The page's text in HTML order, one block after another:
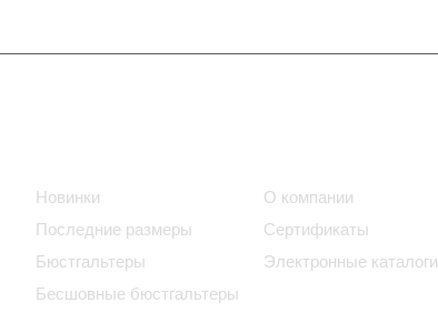
Новинки
Последние размеры
Бюстгальтеры
Бесшовные бюстгальтеры
О компании
Сертификаты
Электронные каталоги